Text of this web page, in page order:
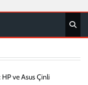
ve Asus Çinli